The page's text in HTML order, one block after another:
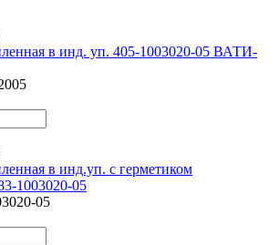
в инд. уп. 405-1003020-05 ВАТИ-
в инд.уп. с герметиком
1003020-05
05